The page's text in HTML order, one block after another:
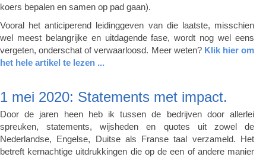
koers bepalen en samen op pad gaan).
Vooral het anticiperend leidinggeven van die laatste, misschien
wel meest belangrijke en uitdagende fase, wordt nog wel eens
vergeten, onderschat of verwaarloosd. Meer weten? Klik hier om
het hele artikel te lezen ...
1 mei 2020: Statements met impact.
Door de jaren heen heb ik tussen de bedrijven door allerlei
spreuken, statements, wijsheden en quotes uit zowel de
Nederlandse, Engelse, Duitse als Franse taal verzameld. Het
betreft kernachtige uitdrukkingen die op de een of andere manier